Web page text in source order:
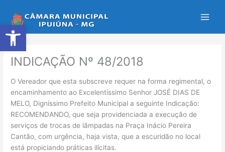
Abrir a barra de ferramentas
para
o
conteúdo
INDICAÇÃO Nº 48/2018
O Vereador que esta subscreve requer na forma regimental, o
encaminhamento ao Excelentíssimo Senhor JOSÉ DIAS DE
MELO, Digníssimo Prefeito Municipal a seguinte Indicação:
RECOMENDANDO, que seja providenciada a execução de
serviços de trocas de lâmpadas na Praça Inácio Pereira
Cantão, com urgência, haja vista, que a escuridão no local
está propiciando práticas ilícitas.